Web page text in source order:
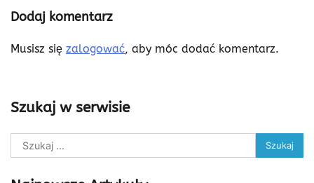
Dodaj komentarz
Musisz się zalogować, aby móc dodać komentarz.
Szukaj w serwisie
Szukaj: